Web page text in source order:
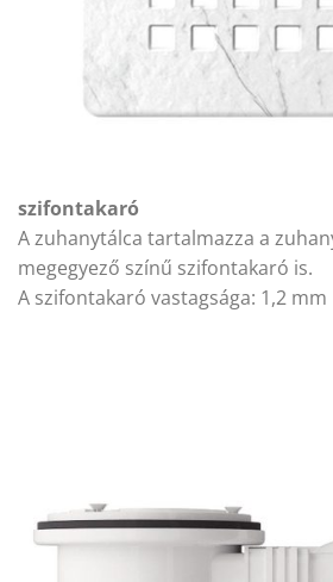
szifontakaró
A zuhanytálca tartalmazza a
megegyező színű szifontakaró is.
A szifontakaró vastagsága: 1,2 mm